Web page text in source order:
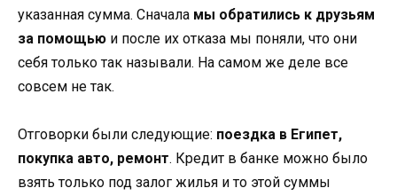
указанная сумма. Сначала мы обратились к друзьям
за помощью и после их отказа мы поняли, что они
себя только так называли. На самом же деле все
совсем не так.
Отговорки были следующие: поездка в Египет,
покупка авто, ремонт. Кредит в банке можно было
взять только под залог жилья и то этой суммы